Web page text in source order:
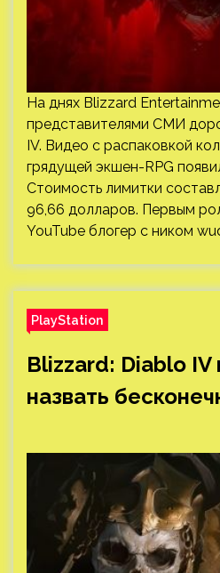
На днях Blizzard
представителями СМИ
IV. Видео с распаковкой
грядущей экшен-RPG
Стоимость лимитки
96,66 долларов. Первым
YouTube блогер с ником
PlayStation
Blizzard: Diablo IV
назвать